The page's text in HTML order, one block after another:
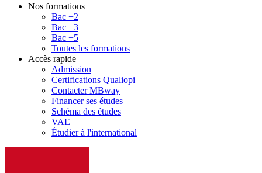
Nos formations
Bac +2
Bac +3
Bac +5
Toutes les formations
Accès rapide
Admission
Certifications Qualiopi
Contacter MBway
Financer ses études
Schéma des études
VAE
Étudier à l'international